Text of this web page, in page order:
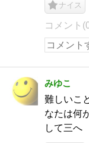
ナイス
コメント
みゆこ
難しいこ
なたは何
して三へ